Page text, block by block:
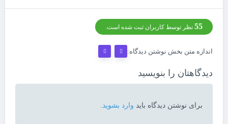
55 نظر توسط کاربران ثبت شده است.
اندازه متن بخش نوشتن دیدگاه:
دیدگاهتان را بنویسید
برای نوشتن دیدگاه باید وارد بشوید.